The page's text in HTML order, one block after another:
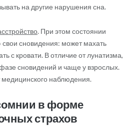
на другие нарушения сна.
. При этом состоянии
свои сновидения: может махать
с кровати. В отличие от лунатизма,
сновидений и чаще у взрослых.
медицинского наблюдения.
в форме
страхов